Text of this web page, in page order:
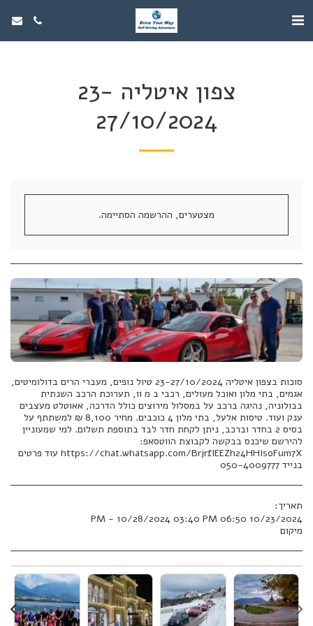
צפון איטליה 23-
27/10/2024
מצטערים, ההרשמה הסתיימה.
סוכות בצפון איטליה 23-27/10/2024 טיול נופים, מעברי הרים בדולומיטים,
אגמים, בתי מלון ואוכל מעולים, רכבי ב מ וו, תערוכת הרכב השנתית
בבולוניה, נהיגה ברכב על במסלול מירוצים כולל הדרכה, אאוטלט מעצבים
ענק ועוד. טיסות אלעל, בתי מלון 4 כוכבים. מחיר 8,100 ₪ למשתתף על
בסיס 2 בחדר וברכב, ניתן לקחת חדר לבד בתוספת תשלום. למי שמעוניין
להירשם שיכנס בבקשה לקבוצת הווטסאפ:
https://chat.whatsapp.com/BrjrfIEEZh24HHIsoFum7X עוד פרטים
בנייד 050-4009777
תאריך:
10/23/2024 06:50 PM - 10/28/2024 03:40 PM
מיקום